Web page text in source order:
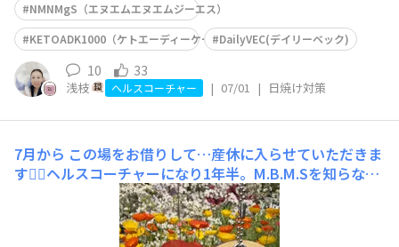
NMNMgS（エヌエムエヌエムジーエス）
KETOADK1000（ケトエーディーケー1000）DailyVEC(デイリーベック)
10 33
浅枝 ヘルスコーチャー | 07/01 | 日焼け対策
7月から この場をお借りして…産休に入らせていただきま
す🙇‍♀️ヘルスコーチャーになり1年半。M.B.M.Sを知らなか
ったら妊娠期間はどうなっていたんだろう🤔きっと今より
体重も増えていたと思います、、🍜🍟🍫🍪🍨🥪🚰妊娠中に
より意識していたことは…◉食生活やライフスタイルを見